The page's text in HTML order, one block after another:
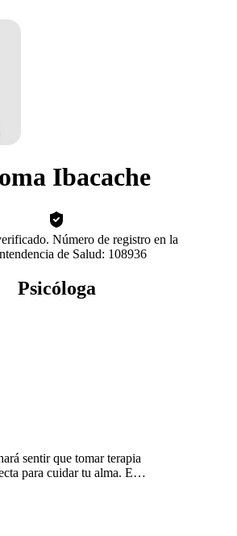
Ibacache
Número de registro en la
de Salud: 108936
Psicóloga
sentir que tomar terapia
para cuidar tu alma. Es
en un camino que muchas